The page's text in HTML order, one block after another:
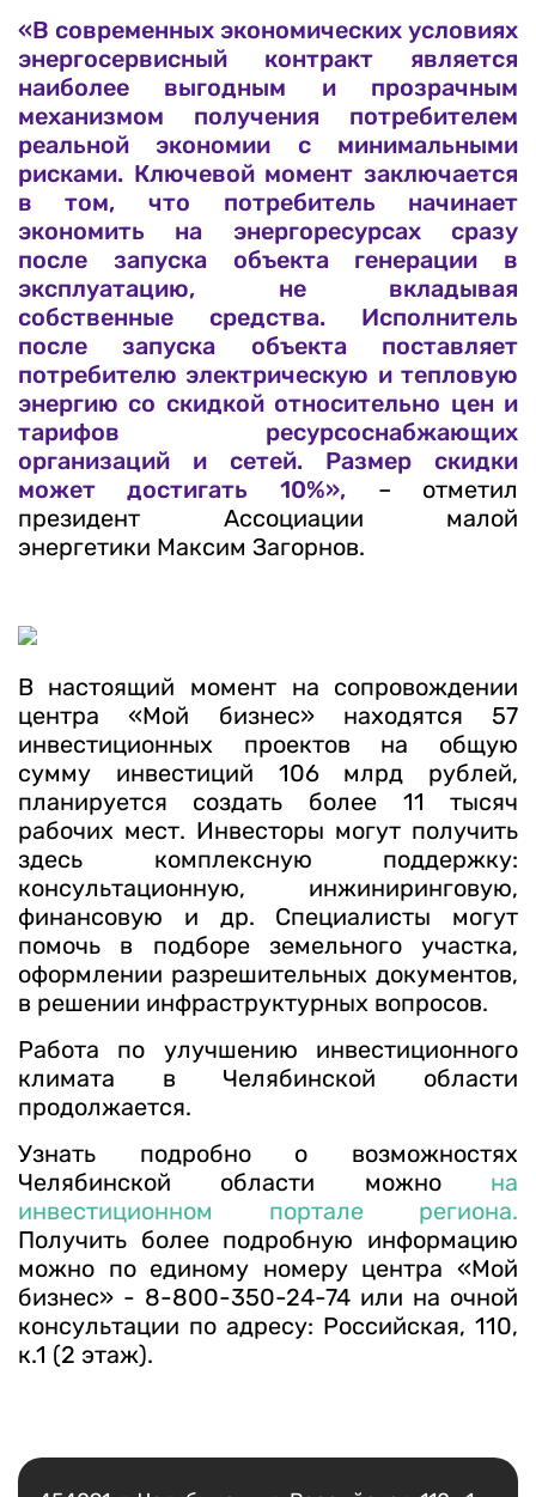
«В современных экономических условиях
энергосервисный контракт является
наиболее выгодным и прозрачным
механизмом получения потребителем
реальной экономии с минимальными
рисками. Ключевой момент заключается
в том, что потребитель начинает
экономить на энергоресурсах сразу
после запуска объекта генерации в
эксплуатацию, не вкладывая
собственные средства. Исполнитель
после запуска объекта поставляет
потребителю электрическую и тепловую
энергию со скидкой относительно цен и
тарифов ресурсоснабжающих
организаций и сетей. Размер скидки
может достигать 10%», – отметил
президент Ассоциации малой
энергетики Максим Загорнов.
В настоящий момент на сопровождении
центра «Мой бизнес» находятся 57
инвестиционных проектов на общую
сумму инвестиций 106 млрд рублей,
планируется создать более 11 тысяч
рабочих мест. Инвесторы могут получить
здесь комплексную поддержку:
консультационную, инжиниринговую,
финансовую и др. Специалисты могут
помочь в подборе земельного участка,
оформлении разрешительных документов,
в решении инфраструктурных вопросов.
Работа по улучшению инвестиционного
климата в Челябинской области
продолжается.
Узнать подробно о возможностях
Челябинской области можно на
инвестиционном портале региона.
Получить более подробную информацию
можно по единому номеру центра «Мой
бизнес» - 8-800-350-24-74 или на очной
консультации по адресу: Российская, 110,
к.1 (2 этаж).